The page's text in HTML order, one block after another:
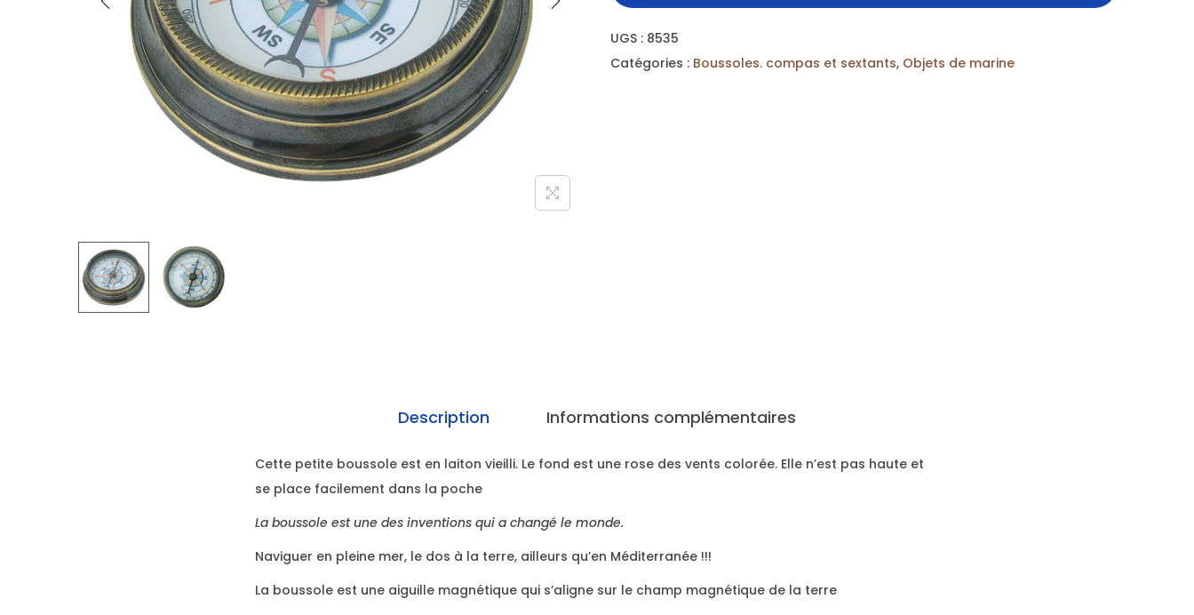
UGS : 8535
Catégories : Boussoles. compas et sextants, Objets de marine
Description Informations complémentaires
Cette petite boussole est en laiton vieilli. Le fond est une rose des vents colorée. Elle n’est pas haute et
se place facilement dans la poche
La boussole est une des inventions qui a changé le monde.
Naviguer en pleine mer, le dos à la terre, ailleurs qu’en Méditerranée !!!
La boussole est une aiguille magnétique qui s’aligne sur le champ magnétique de la terre